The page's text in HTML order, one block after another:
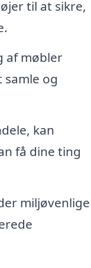
til at sikre,
af møbler
og
kan
få dine ting
miljøvenlige